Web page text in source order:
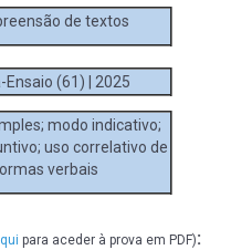
de textos
Ensaio (61) | 2025
modo indicativo;
uso correlativo de
verbais
para aceder à prova em PDF):